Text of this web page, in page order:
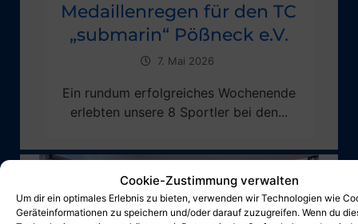
Cookie-Zustimmung verwalten
Um dir ein optimales Erlebnis zu bieten, verwenden wir Technologien wie
Geräteinformationen zu speichern und/oder darauf zuzugreifen. Wenn du
Medaillenregen für den TC
„submarin“ Pößneck e.V.
7. Mai 2026
Ein rundum erfolgreiches Wochenende
erlebten unsere 8 Sportler bei den...